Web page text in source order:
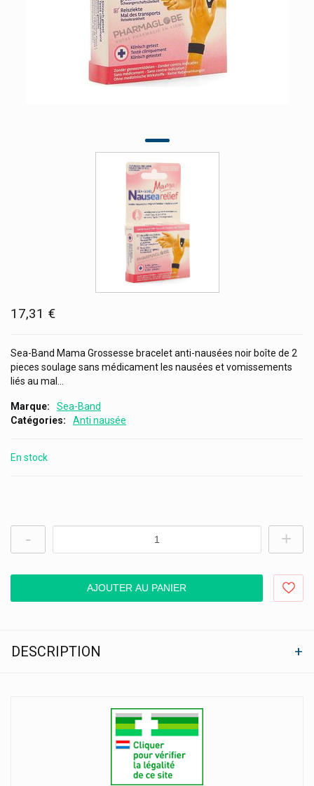
17,31 €
Sea-Band Mama Grossesse bracelet anti-nausées noir boîte de 2
pieces soulage sans médicament les nausées et vomissements
liés au mal...
Marque
Sea-Band
Catégories
Anti nausée
En stock
- +
AJOUTER AU PANIER
DESCRIPTION